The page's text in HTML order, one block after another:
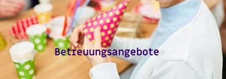
Betreuungsangebote